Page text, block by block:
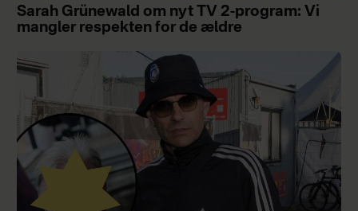
Sarah Grünewald om nyt TV 2-program: Vi
mangler respekten for de ældre